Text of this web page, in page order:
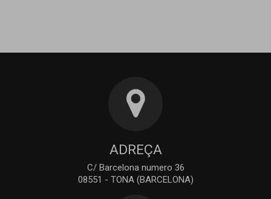
ADREÇA
C/ Barcelona numero 36
08551 - TONA (BARCELONA)